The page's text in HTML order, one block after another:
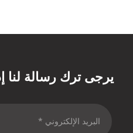
يرجى ترك رسالة لنا